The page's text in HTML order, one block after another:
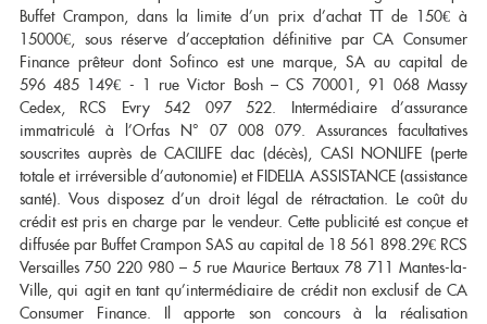
Saxophone Sopranino
Saxophone Soprano
Saxophone Alto
Saxophone Ténor
Saxophone Baryton
Saxophone Basse
Saxophone électro & Initiation
Bocal
Ligature & Couvre-bec
Cordon & Harnais
Entretien
Lyre & Carnet
Etui & Housse
Stand
Divers
HAUTBOIS
Hautbois
Cor anglais
Hautbois spécial
Cordon & Harnais
Entretien
Etui & Housse
Stand
Divers
Etui & Housse
Stand
Etui & Housse
TROMBONE
Trombone à pistons
Trombone Alto
Trombone Basse
Trombone Sib
Trombone Sib-Fa
Trombone spécial
Sourdine
Entretien
Lyre & Carnet
Etui & Housse
Stand
Divers
COR
Cor simple
Cor double
Sourdine
Entretien
Etui & Housse
Stand
EMBOUCHURE GROS CUIVRE
Saxhorn Alto
Saxhorn Baryton
Saxhorn Basse
Euphonium
Tuba
Trombone petite queue
Trombone grosse queue
Trombone basse
Accessoires
BEC CLARINETTE
Sib
Mib
Alto
Basse
Harmonie
Accessoires
BEC SAXOPHONE
Soprano
Alto
Nouveautés
Buffet Crampon, dans la limite d’un prix d’achat TT de 150€ à
15000€, sous réserve d’acceptation définitive par CA Consumer
Finance prêteur dont Sofinco est une marque, SA au capital de
596 485 149€ - 1 rue Victor Bosh – CS 70001, 91 068 Massy
Cedex, RCS Evry 542 097 522. Intermédiaire d’assurance
immatriculé à l’Orfas N° 07 008 079. Assurances facultatives
souscrites auprès de CACILIFE dac (décès), CASI NONLIFE (perte
totale et irréversible d’autonomie) et FIDELIA ASSISTANCE (assistance
santé). Vous disposez d’un droit légal de rétractation. Le coût du
crédit est pris en charge par le vendeur. Cette publicité est conçue et
diffusée par Buffet Crampon SAS au capital de 18 561 898.29€ RCS
Versailles 750 220 980 – 5 rue Maurice Bertaux 78 711 Mantes-la-
Ville, qui agit en tant qu’intermédiaire de crédit non exclusif de CA
Consumer Finance. Il apporte son concours à la réalisation